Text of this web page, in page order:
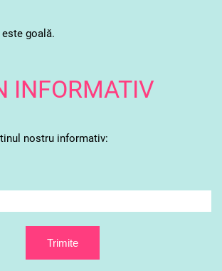
goală.
INFORMATIV
nostru informativ: